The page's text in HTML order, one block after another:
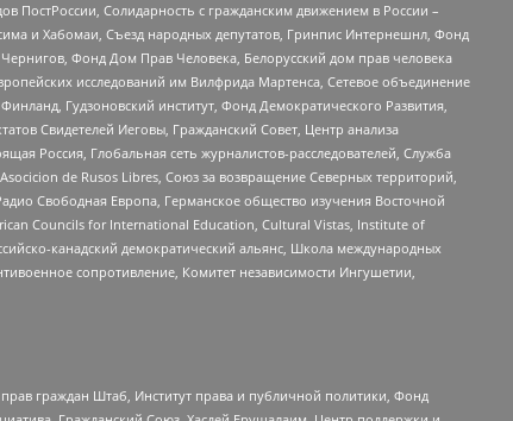
Солидарность с гражданским движением в России –
и Хабомаи, Съезд народных депутатов, Гринпис Интернешнл, Фонд
Фонд Дом Прав Человека, Белорусский дом прав человека
исследований им Вилфрида Мартенса, Сетевое объединение
Гудзоновский институт, Фонд Демократического Развития,
Свидетелей Иеговы, Гражданский Совет, Центр анализа
Россия, Глобальная сеть журналистов-расследователей, Служба
de Rusos Libres, Союз за возвращение Северных территорий,
Свободная Европа, Германское общество изучения Восточной
Councils for International Education, Cultural Vistas, Institute of
канадский демократический альянс, Школа международных
сопротивление, Комитет независимости Ингушетии,
граждан Штаб, Институт права и публичной политики, Фонд